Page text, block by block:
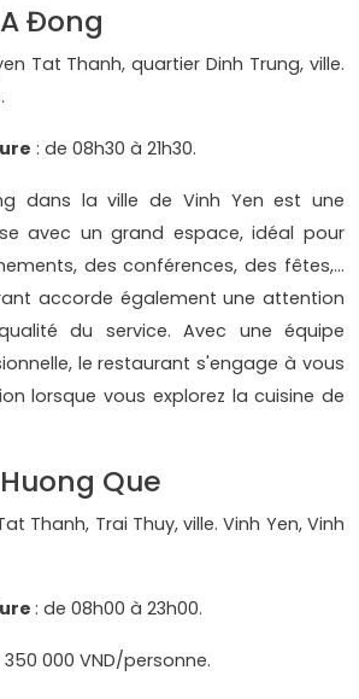
Đong
Tat Thanh, quartier Dinh Trung, ville.
: de 08h30 à 21h30.
dans la ville de Vinh Yen est une
avec un grand espace, idéal pour
des conférences, des fêtes,...
accorde également une attention
du service. Avec une équipe
le restaurant s'engage à vous
lorsque vous explorez la cuisine de
Que
Thanh, Trai Thuy, ville. Vinh Yen, Vinh
: de 08h00 à 23h00.
350 000 VND/personne.